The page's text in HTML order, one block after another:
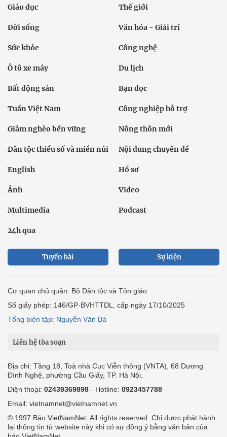
Giáo dục Thế giới
Đời sống Văn hóa - Giải trí
Sức khỏe Công nghệ
Ô tô xe máy Du lịch
Bất động sản Bạn đọc
Tuần Việt Nam Công nghiệp hỗ trợ
Giảm nghèo bền vững Nông thôn mới
Dân tộc thiểu số và miền núi Nội dung chuyên đề
English Hồ sơ
Ảnh Video
Multimedia Podcast
24h qua
Tuyến bài Sự kiện
Cơ quan chủ quản: Bộ Dân tộc và Tôn giáo
Số giấy phép: 146/GP-BVHTTDL, cấp ngày 17/10/2025
Tổng biên tập: Nguyễn Văn Bá
Liên hệ tòa soạn
Địa chỉ: Tầng 18, Toà nhà Cục Viễn thông (VNTA), 68 Dương
Đình Nghệ, phường Cầu Giấy, TP. Hà Nội.
Điện thoại: 02439369898 - Hotline: 0923457788
Email: vietnamnet@vietnamnet.vn
© 1997 Báo VietNamNet. All rights reserved. Chỉ được phát hành
lại thông tin từ website này khi có sự đồng ý bằng văn bản của